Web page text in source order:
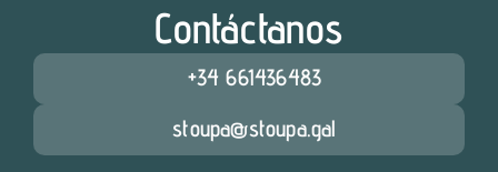
Contáctanos
+34 661436483
stoupa@stoupa.gal